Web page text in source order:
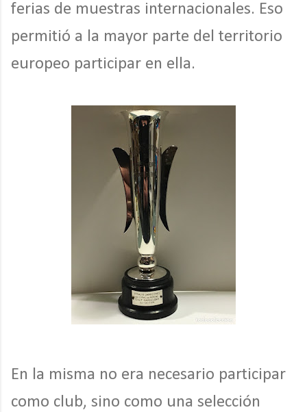
ferias de muestras internacionales. Eso
permitió a la mayor parte del territorio
europeo participar en ella.
En la misma no era necesario participar
como club, sino como una selección